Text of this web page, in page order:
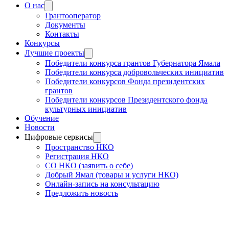
О нас
Грантооператор
Документы
Контакты
Конкурсы
Лучшие проекты
Победители конкурса грантов Губернатора Ямала
Победители конкурса добровольческих инициатив
Победители конкурсов Фонда президентских
грантов
Победители конкурсов Президентского фонда
культурных инициатив
Обучение
Новости
Цифровые сервисы
Пространство НКО
Регистрация НКО
СО НКО (заявить о себе)
Добрый Ямал (товары и услуги НКО)
Онлайн-запись на консультацию
Предложить новость